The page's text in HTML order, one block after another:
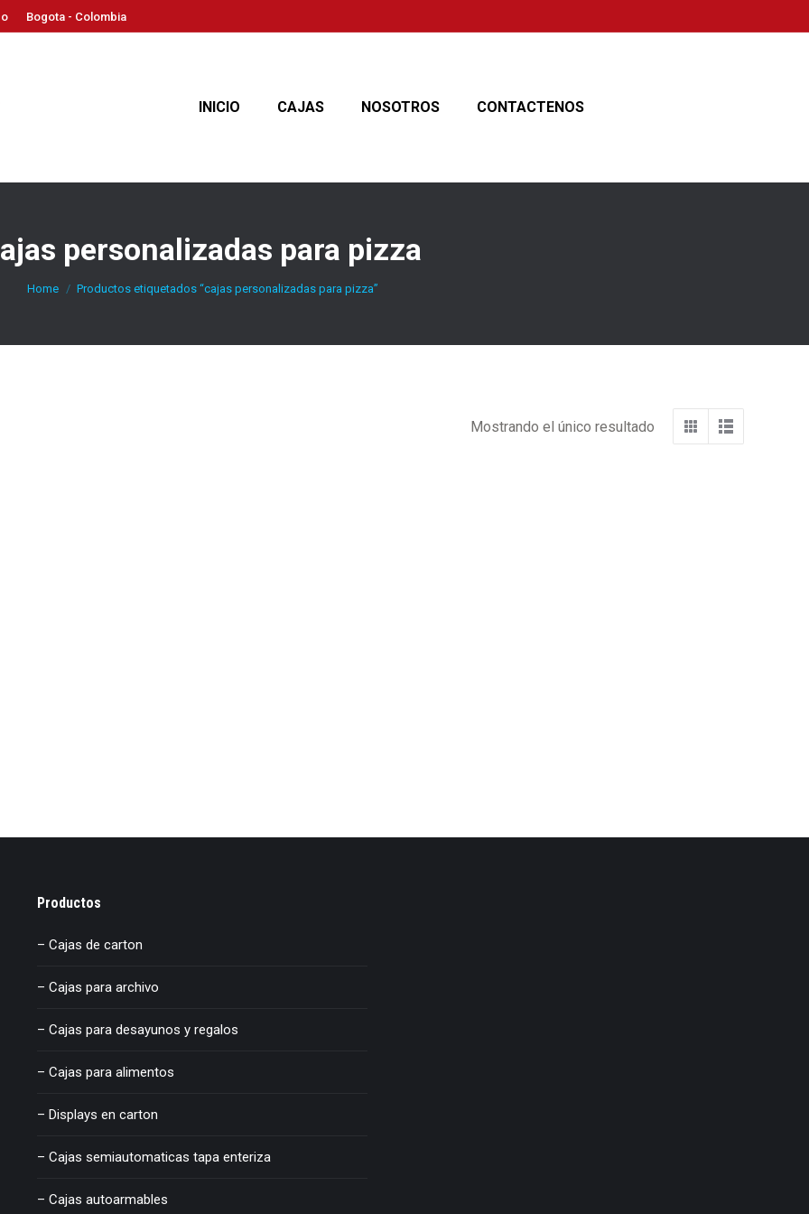
Bogota - Colombia
INICIO CAJAS NOSOTROS CONTACTENOS
personalizadas para pizza
You are here:
Home Productos etiquetados “cajas personalizadas para pizza”
Mostrando el único resultado
Productos
– Cajas de carton
– Cajas para archivo
– Cajas para desayunos y regalos
– Cajas para alimentos
– Displays en carton
– Cajas semiautomaticas tapa enteriza
– Cajas autoarmables